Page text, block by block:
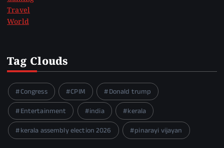
Travel
World
Tag Clouds
Congress CPIM
Donald trump
Entertainment
india
kerala
kerala assembly election 2026
pinarayi vijayan